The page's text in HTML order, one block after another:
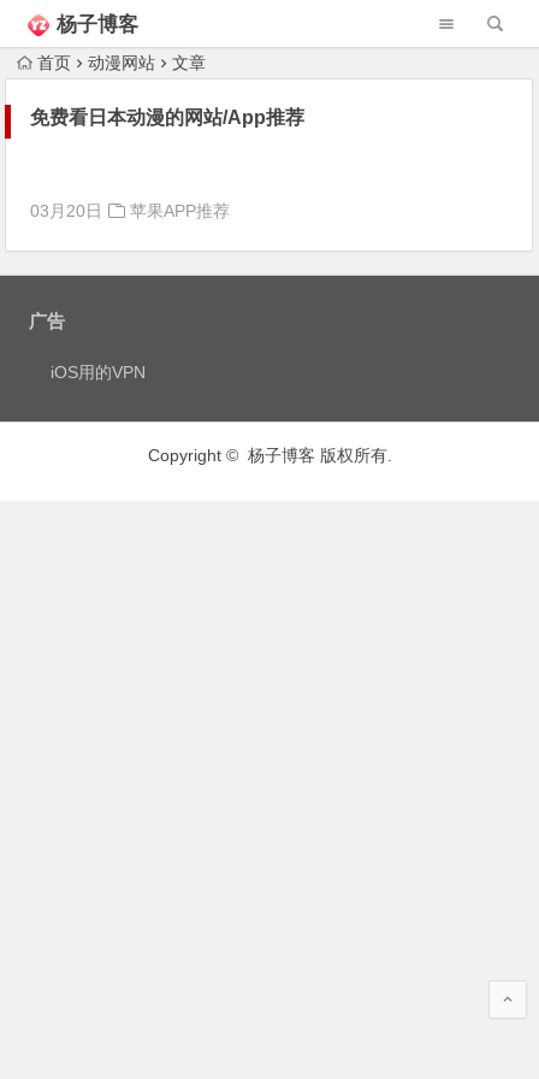
杨子博客
首页 动漫网站 文章
免费看日本动漫的网站/App推荐
03月20日 苹果APP推荐
广告
iOS用的VPN
Copyright © 杨子博客 版权所有.